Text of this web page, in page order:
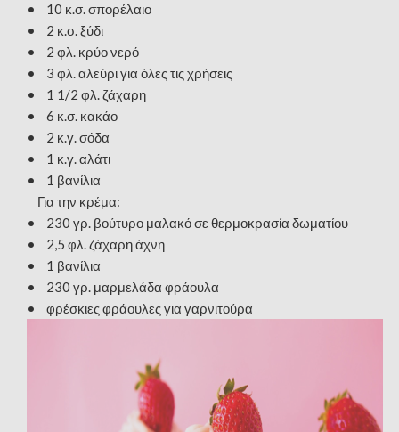
• 10 κ.σ. σπορέλαιο
• 2 κ.σ. ξύδι
• 2 φλ. κρύο νερό
• 3 φλ. αλεύρι για όλες τις χρήσεις
• 1 1/2 φλ. ζάχαρη
• 6 κ.σ. κακάο
• 2 κ.γ. σόδα
• 1 κ.γ. αλάτι
• 1 βανίλια
Για την κρέμα:
• 230 γρ. βούτυρο μαλακό σε θερμοκρασία δωματίου
• 2,5 φλ. ζάχαρη άχνη
• 1 βανίλια
• 230 γρ. μαρμελάδα φράουλα
• φρέσκιες φράουλες για γαρνιτούρα